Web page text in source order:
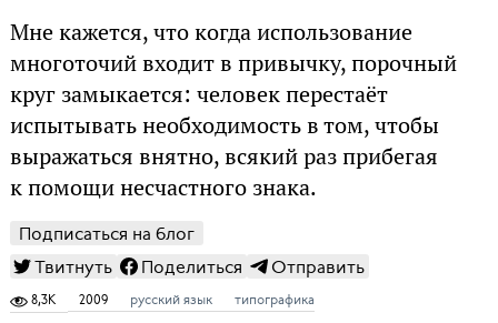
Мне кажется, что когда использование
многоточий входит в привычку, порочный
круг замыкается: человек перестаёт
испытывать необходимость в том, чтобы
выражаться внятно, всякий раз прибегая
к помощи несчастного знака.
Подписаться на блог
Твитнуть
Поделиться Отправить
8,3K 2009 русский язык типографика